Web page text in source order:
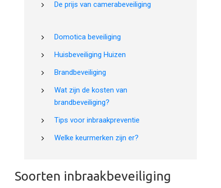
De prijs van camerabeveiliging
Domotica beveiliging
Huisbeveiliging Huizen
Brandbeveiliging
Wat zijn de kosten van
brandbeveiliging?
Tips voor inbraakpreventie
Welke keurmerken zijn er?
Soorten inbraakbeveiliging